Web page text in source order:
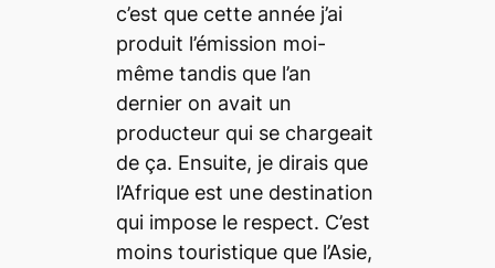
c’est que cette année j’ai
produit l’émission moi-
même tandis que l’an
dernier on avait un
producteur qui se chargeait
de ça. Ensuite, je dirais que
l’Afrique est une destination
qui impose le respect. C’est
moins touristique que l’Asie,